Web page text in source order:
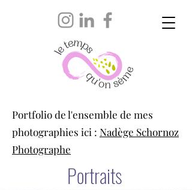
Portfolio de l'ensemble de mes
photographies ici : Nadège Schornoz
Photographe
Portraits